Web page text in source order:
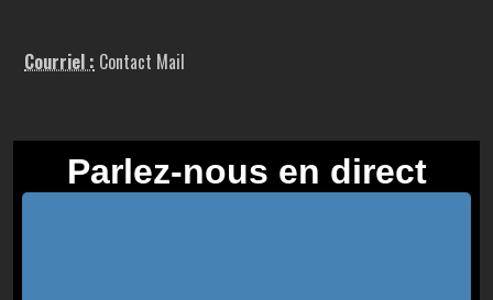
Courriel : Contact Mail